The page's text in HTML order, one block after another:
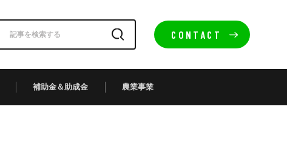
CONTACT
補助金＆助成金 農業事業